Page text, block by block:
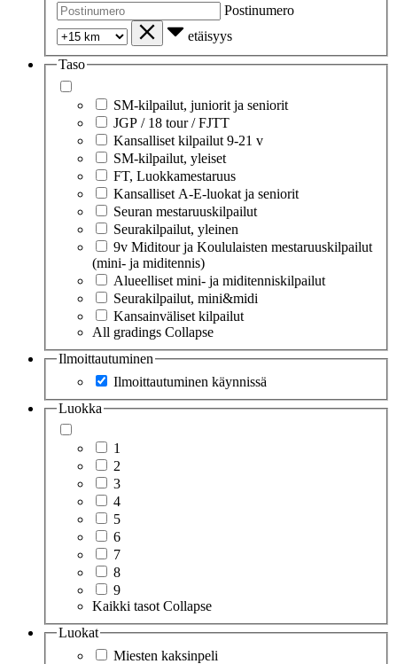
Postinumero
etäisyys
Taso
SM-kilpailut, juniorit ja seniorit
JGP / 18 tour / FJTT
Kansalliset kilpailut 9-21 v
SM-kilpailut, yleiset
FT, Luokkamestaruus
Kansalliset A-E-luokat ja seniorit
Seuran mestaruuskilpailut
Seurakilpailut, yleinen
9v Miditour ja Koululaisten mestaruuskilpailut
(mini- ja miditennis)
Alueelliset mini- ja miditenniskilpailut
Seurakilpailut, mini&midi
Kansainväliset kilpailut
All gradings Collapse
Ilmoittautuminen
Ilmoittautuminen käynnissä
Luokka
1
2
3
4
5
6
7
8
9
Kaikki tasot Collapse
Luokat
Miesten kaksinpeli